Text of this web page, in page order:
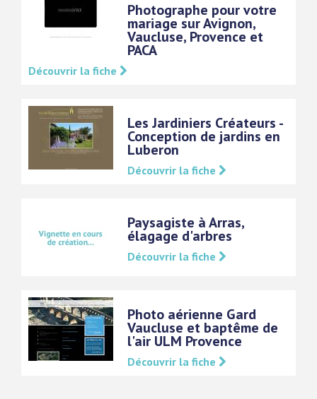
Photographe pour votre
mariage sur Avignon,
Vaucluse, Provence et
PACA
Découvrir la fiche
Les Jardiniers Créateurs -
Conception de jardins en
Luberon
Découvrir la fiche
Paysagiste à Arras,
élagage d'arbres
Découvrir la fiche
Photo aérienne Gard
Vaucluse et baptême de
l'air ULM Provence
Découvrir la fiche